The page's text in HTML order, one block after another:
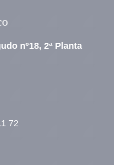
nº18, 2ª Planta
72